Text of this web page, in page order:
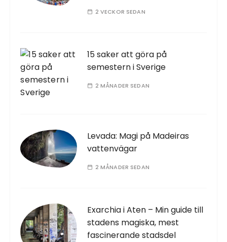
2 VECKOR SEDAN
15 saker att göra på
semestern i Sverige
2 MÅNADER SEDAN
Levada: Magi på Madeiras
vattenvägar
2 MÅNADER SEDAN
Exarchia i Aten – Min guide till
stadens magiska, mest
fascinerande stadsdel